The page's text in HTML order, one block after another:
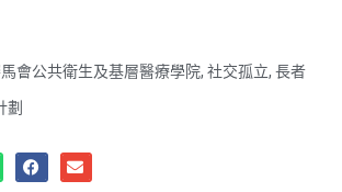
會公共衛生及基層醫療學院, 社交孤立, 長者
劃